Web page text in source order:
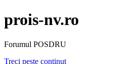
prois-nv.ro
Forumul POSDRU
Treci peste conţinut